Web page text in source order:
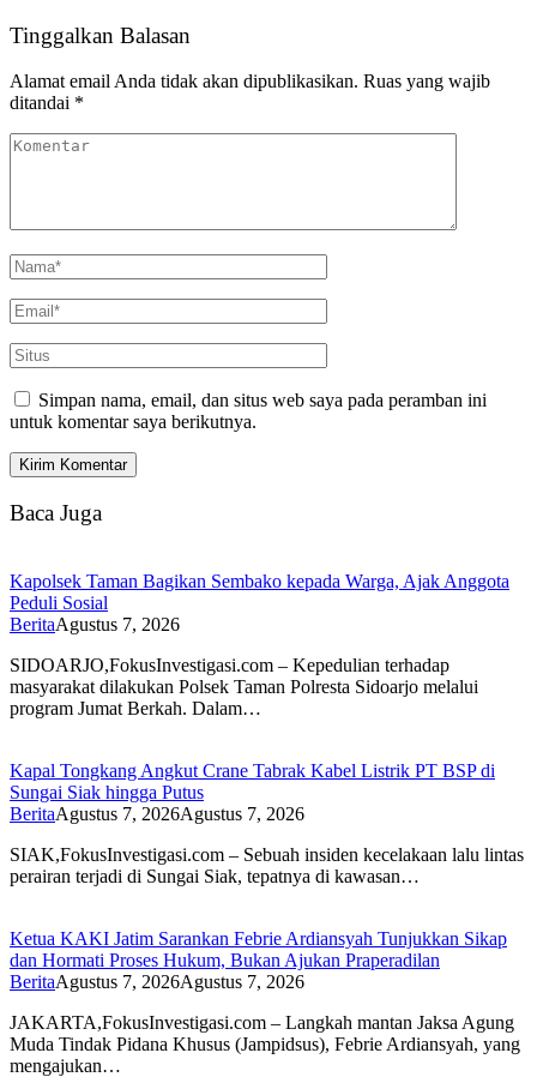
Tinggalkan Balasan
Alamat email Anda tidak akan dipublikasikan. Ruas yang wajib
ditandai *
Simpan nama, email, dan situs web saya pada peramban ini
untuk komentar saya berikutnya.
Baca Juga
Kapolsek Taman Bagikan Sembako kepada Warga, Ajak Anggota
Peduli Sosial
BeritaAgustus 7, 2026
SIDOARJO,FokusInvestigasi.com – Kepedulian terhadap
masyarakat dilakukan Polsek Taman Polresta Sidoarjo melalui
program Jumat Berkah. Dalam…
Kapal Tongkang Angkut Crane Tabrak Kabel Listrik PT BSP di
Sungai Siak hingga Putus
BeritaAgustus 7, 2026Agustus 7, 2026
SIAK,FokusInvestigasi.com – Sebuah insiden kecelakaan lalu lintas
perairan terjadi di Sungai Siak, tepatnya di kawasan…
Ketua KAKI Jatim Sarankan Febrie Ardiansyah Tunjukkan Sikap
dan Hormati Proses Hukum, Bukan Ajukan Praperadilan
BeritaAgustus 7, 2026Agustus 7, 2026
JAKARTA,FokusInvestigasi.com – Langkah mantan Jaksa Agung
Muda Tindak Pidana Khusus (Jampidsus), Febrie Ardiansyah, yang
mengajukan…